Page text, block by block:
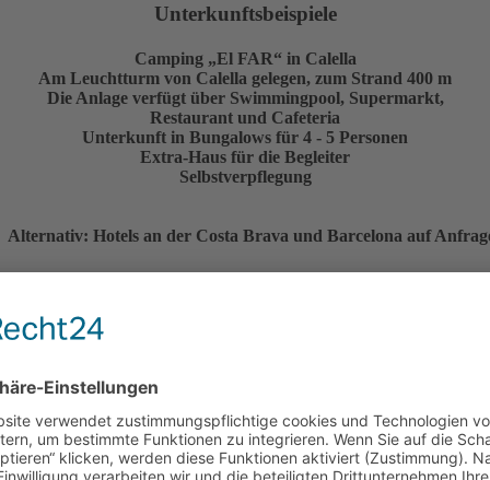
Unterkunftsbeispiele
Camping „El FAR“ in Calella
Am Leuchtturm von Calella gelegen, zum Strand 400 m
Die Anlage verfügt über Swimmingpool, Supermarkt,
Restaurant und Cafeteria
Unterkunft in Bungalows für 4 - 5 Personen
Extra-Haus für die Begleiter
Selbstverpflegung
Hotels an der Costa Brava und Barcelona auf